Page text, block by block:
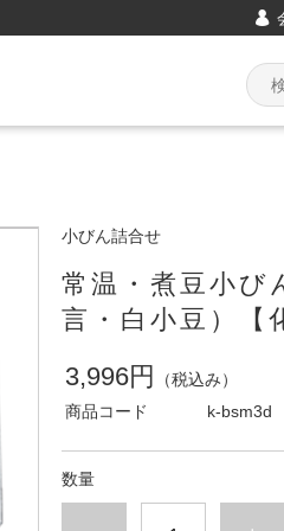
小びん詰合せ
常温・煮豆小び
言・白小豆）【
3,996円
（税込み）
商品コード
k-bsm3d
数量